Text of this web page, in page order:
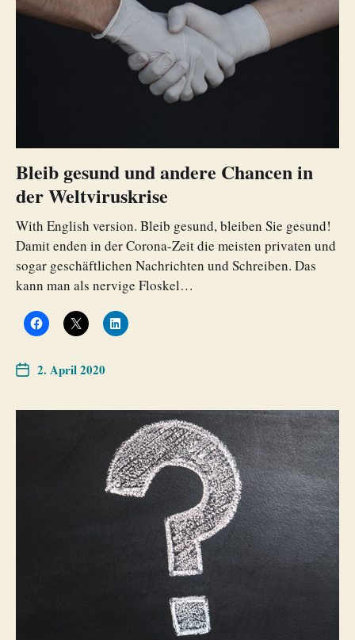
Bleib gesund und andere Chancen in
der Weltviruskrise
With English version. Bleib gesund, bleiben Sie gesund!
Damit enden in der Corona-Zeit die meisten privaten und
sogar geschäftlichen Nachrichten und Schreiben. Das
kann man als nervige Floskel…
2. April 2020